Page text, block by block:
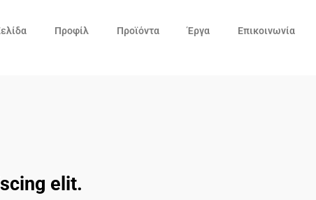
Προφίλ Προϊόντα Έργα Επικοινωνία
elit.